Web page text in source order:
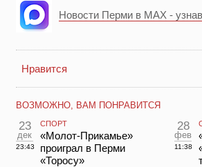
Новости Перми в MAX -
Нравится
ВОЗМОЖНО, ВАМ ПОНРАВИТСЯ
23
дек
23:43
СПОРТ
«Молот-Прикамье»
проиграл в Перми
«Торосу»
28
фев
11:38